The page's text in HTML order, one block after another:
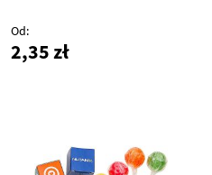
Od
2,35 zł